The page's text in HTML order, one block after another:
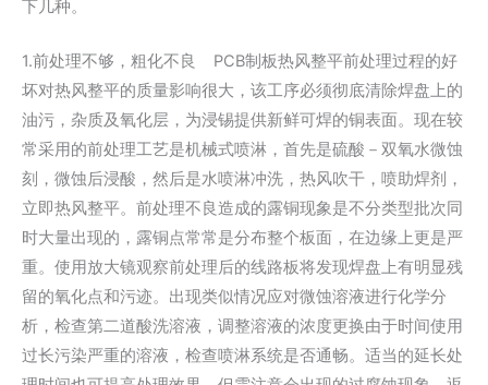
下几种。
1.前处理不够，粗化不良 PCB制板热风整平前处理过程的好
坏对热风整平的质量影响很大，该工序必须彻底清除焊盘上的
油污，杂质及氧化层，为浸锡提供新鲜可焊的铜表面。现在较
常采用的前处理工艺是机械式喷淋，首先是硫酸－双氧水微蚀
刻，微蚀后浸酸，然后是水喷淋冲洗，热风吹干，喷助焊剂，
立即热风整平。前处理不良造成的露铜现象是不分类型批次同
时大量出现的，露铜点常常是分布整个板面，在边缘上更是严
重。使用放大镜观察前处理后的线路板将发现焊盘上有明显残
留的氧化点和污迹。出现类似情况应对微蚀溶液进行化学分
析，检查第二道酸洗溶液，调整溶液的浓度更换由于时间使用
过长污染严重的溶液，检查喷淋系统是否通畅。适当的延长处